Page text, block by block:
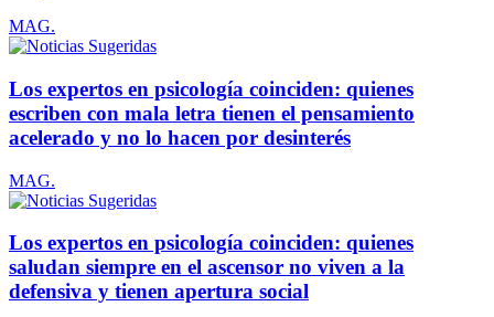
MAG.
Los expertos en psicología coinciden: quienes
escriben con mala letra tienen el pensamiento
acelerado y no lo hacen por desinterés
MAG.
Los expertos en psicología coinciden: quienes
saludan siempre en el ascensor no viven a la
defensiva y tienen apertura social